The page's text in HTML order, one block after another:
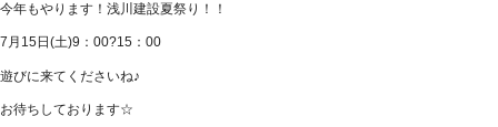
今年もやります！浅川建設夏祭り！！
7月15日(土)9：00?15：00
遊びに来てくださいね♪
お待ちしております☆